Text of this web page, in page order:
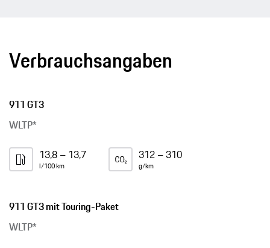
Verbrauchsangaben
911 GT3
WLTP*
13,8 – 13,7
l/100 km
312 – 310
g/km
911 GT3 mit Touring-Paket
WLTP*